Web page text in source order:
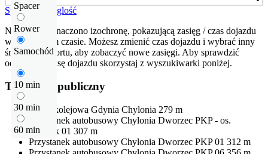
Spacer
Rower
Samochód
10 min
30 min
60 min
Sprawdź odleglość
Na mapie zaznaczono izochronę, pokazującą zasięg / czas dojazdu
w określonym czasie. Możesz zmienić czas dojazdu i wybrać inny
środek transportu, aby zobaczyć nowe zasięgi. Aby sprawdzić
odłegłość i trasę dojazdu skorzystaj z wyszukiwarki poniżej.
Transport publiczny
Stacja kolejowa Gdynia Chylonia 279 m
Przystanek autobusowy Chylonia Dworzec PKP - os.
Meksyk 01 307 m
Przystanek autobusowy Chylonia Dworzec PKP 01 312 m